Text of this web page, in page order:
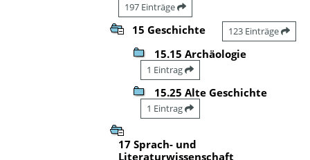
197 Einträge
15 Geschichte 123 Einträge
15.15 Archäologie
1 Eintrag
15.25 Alte Geschichte
1 Eintrag
17 Sprach- und
Literaturwissenschaft